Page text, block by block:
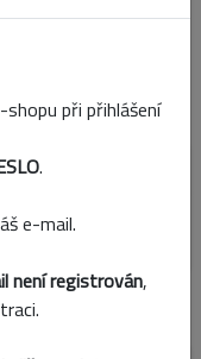
při přihlášení
.
e-mail.
není registrován,